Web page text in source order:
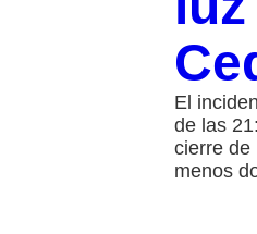
El
de las
cierre de
menos